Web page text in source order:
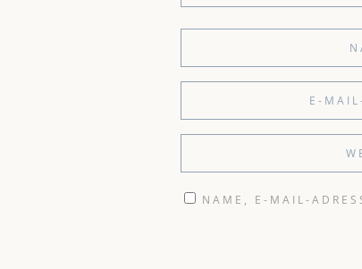
NAME, E-MAIL-